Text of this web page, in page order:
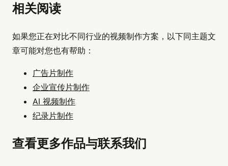
相关阅读
如果您正在对比不同行业的视频制作方案，以下同主题文
章可能对您也有帮助：
广告片制作
企业宣传片制作
AI 视频制作
纪录片制作
查看更多作品与联系我们